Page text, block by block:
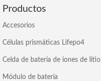
Productos
Accesorios
Células prismáticas Lifepo4
Celda de batería de iones de litio
Módulo de batería